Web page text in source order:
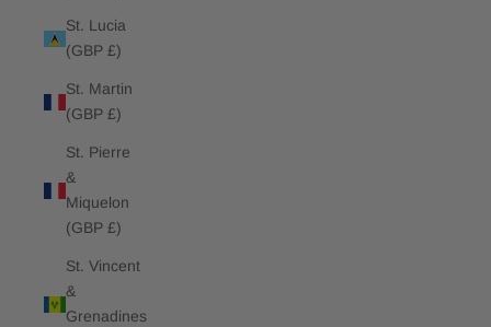
St. Lucia
(GBP £)
St. Martin
(GBP £)
St. Pierre
&
Miquelon
(GBP £)
St. Vincent
&
Grenadines